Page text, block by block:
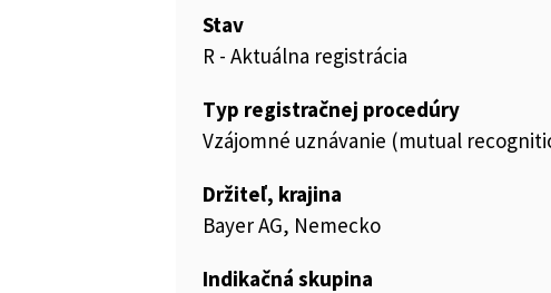
Stav
R - Aktuálna registrácia
Typ registračnej procedúry
Vzájomné uznávanie (mutual
Držiteľ, krajina
Bayer AG, Nemecko
Indikačná skupina